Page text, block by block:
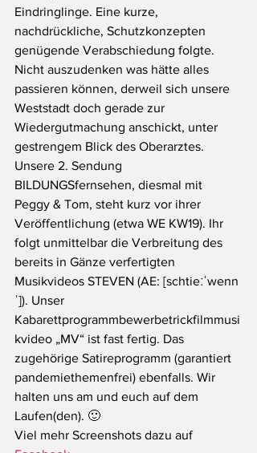
Eindringlinge. Eine kurze,
nachdrückliche, Schutzkonzepten
genügende Verabschiedung folgte.
Nicht auszudenken was hätte alles
passieren können, derweil sich unsere
Weststadt doch gerade zur
Wiedergutmachung anschickt, unter
gestrengem Blick des Oberarztes.
Unsere 2. Sendung
BILDUNGSfernsehen, diesmal mit
Peggy & Tom, steht kurz vor ihrer
Veröffentlichung (etwa WE KW19). Ihr
folgt unmittelbar die Verbreitung des
bereits in Gänze verfertigten
Musikvideos STEVEN (AE: [schtieːˈwenn
ˈ]). Unser
Kabarettprogrammbewerbetrickfilmmusi
kvideo „MV“ ist fast fertig. Das
zugehörige Satireprogramm (garantiert
pandemiethemenfrei) ebenfalls. Wir
halten uns am und euch auf dem
Laufen(den). 🙂
Viel mehr Screenshots dazu auf